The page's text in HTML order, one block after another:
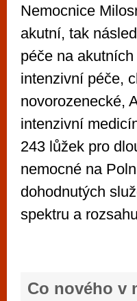
Nemocnice
akutní, tak
péče na
intenzivní péče,
novorozenecké,
intenzivní
243 lůžek pro
nemocné na
dohodnutých
spektru a
Co nového v